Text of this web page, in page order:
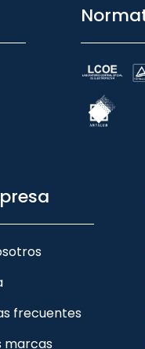
frecuentes
marcas